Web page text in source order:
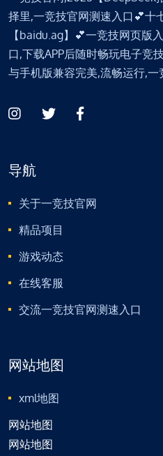
择里,一竞技官网测速入口💕十
【baidu.ag】💕一竞技网页版
口,下载APP后随时畅玩电子竞
与手机版兼容完美,流畅运行,一
导航
关于一竞技官网
精品项目
游戏动态
在线客服
交流一竞技官网测速入口
网站地图
xml地图
网站地图
网站地图